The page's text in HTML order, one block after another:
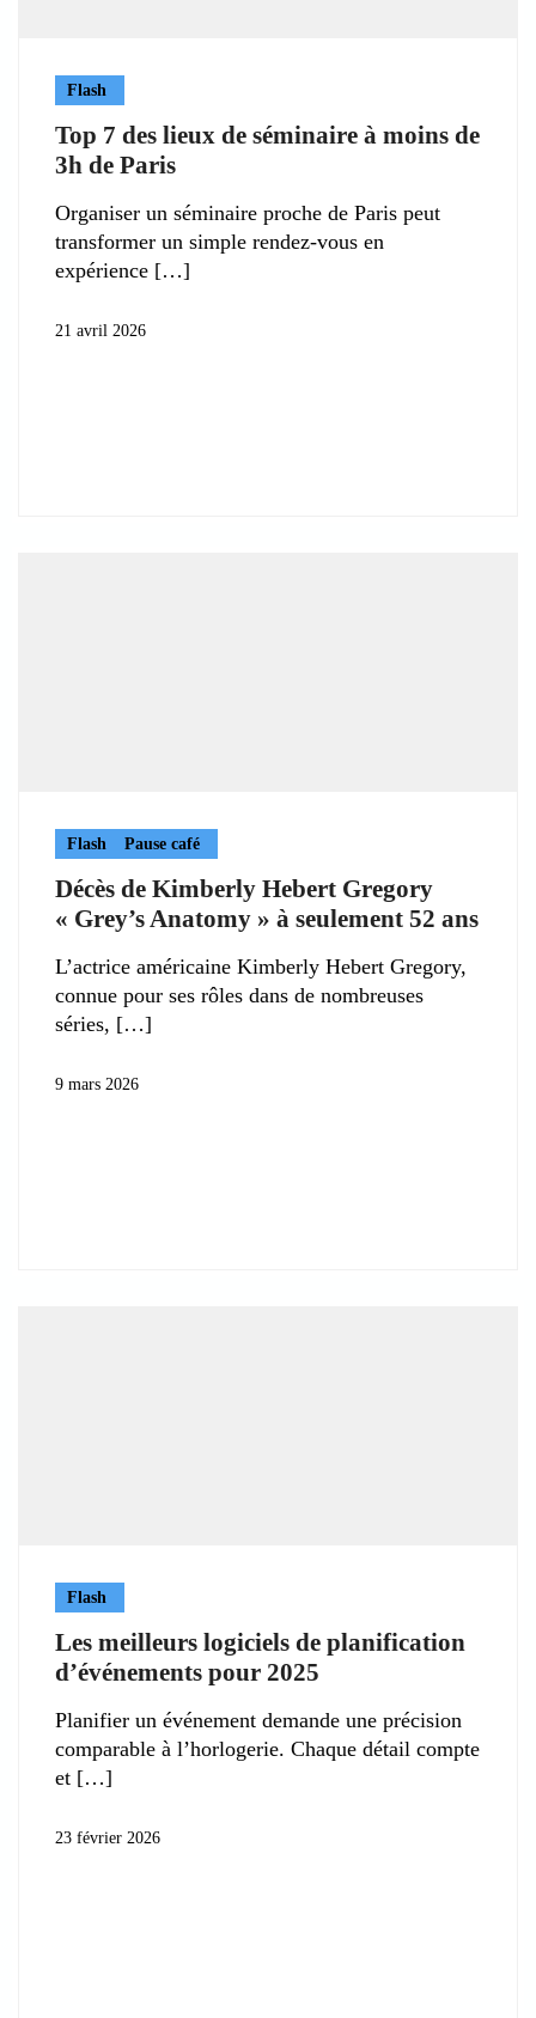
Flash
Top 7 des lieux de séminaire à moins de
3h de Paris
Organiser un séminaire proche de Paris peut
transformer un simple rendez-vous en
expérience
21 avril 2026
Flash Pause café
Décès de Kimberly Hebert Gregory
« Grey’s Anatomy » à seulement 52 ans
L’actrice américaine Kimberly Hebert Gregory,
connue pour ses rôles dans de nombreuses
séries,
9 mars 2026
Flash
Les meilleurs logiciels de planification
d’événements pour 2025
Planifier un événement demande une précision
comparable à l’horlogerie. Chaque détail compte
et
23 février 2026